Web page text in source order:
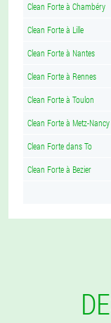
Clean Forte à Chambéry
Clean Forte à Lille
Clean Forte à Nantes
Clean Forte à Rennes
Clean Forte à Toulon
Clean Forte à Metz-Nancy
Clean Forte dans To
Clean Forte à Bezier